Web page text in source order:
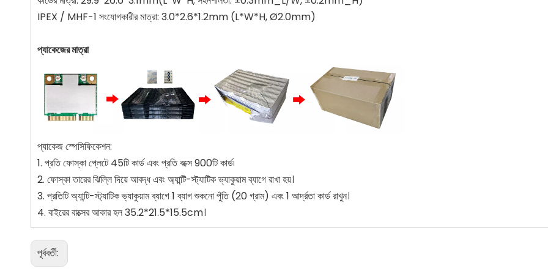
IPEX / MHF-1 সংযোগকারীর মাত্রা: 3.0*2.6*1.2mm (L*W*H, Ø2.0mm)
প্যাকেজের মাত্রা
প্যাকেজ স্পেসিফিকেশন:
1. প্রতি ফোস্কা প্লেটে 45টি কার্ড এবং প্রতি বক্সে 900টি কার্ড৷
2. ফোস্কা তারের ঝিল্লি দিয়ে আবদ্ধ এবং অ্যান্টি-স্ট্যাটিক ভ্যাকুয়াম ব্যাগে রাখা হয়।
3. প্রতিটি অ্যান্টি-স্ট্যাটিক ভ্যাকুয়াম ব্যাগে 1 ব্যাগ শুকনো পুঁতি (20 গ্রাম) এবং 1 আর্দ্রতা কার্ড রাখুন।
4. বাইরের বাক্সের আকার হল 35.2*21.5*15.5cm।
পূর্ববর্তী: